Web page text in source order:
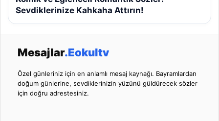
Sevdiklerinize Kahkaha Attırın!
Mesajlar.Eokultv
Özel günleriniz için en anlamlı mesaj kaynağı. Bayramlardan
doğum günlerine, sevdiklerinizin yüzünü güldürecek sözler
için doğru adrestesiniz.